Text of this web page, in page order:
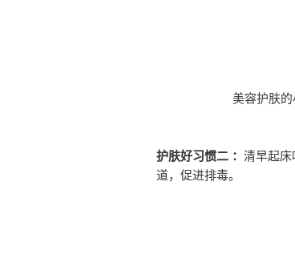
美容护肤
护肤好习惯二 ： 清早起
道，促进排毒。